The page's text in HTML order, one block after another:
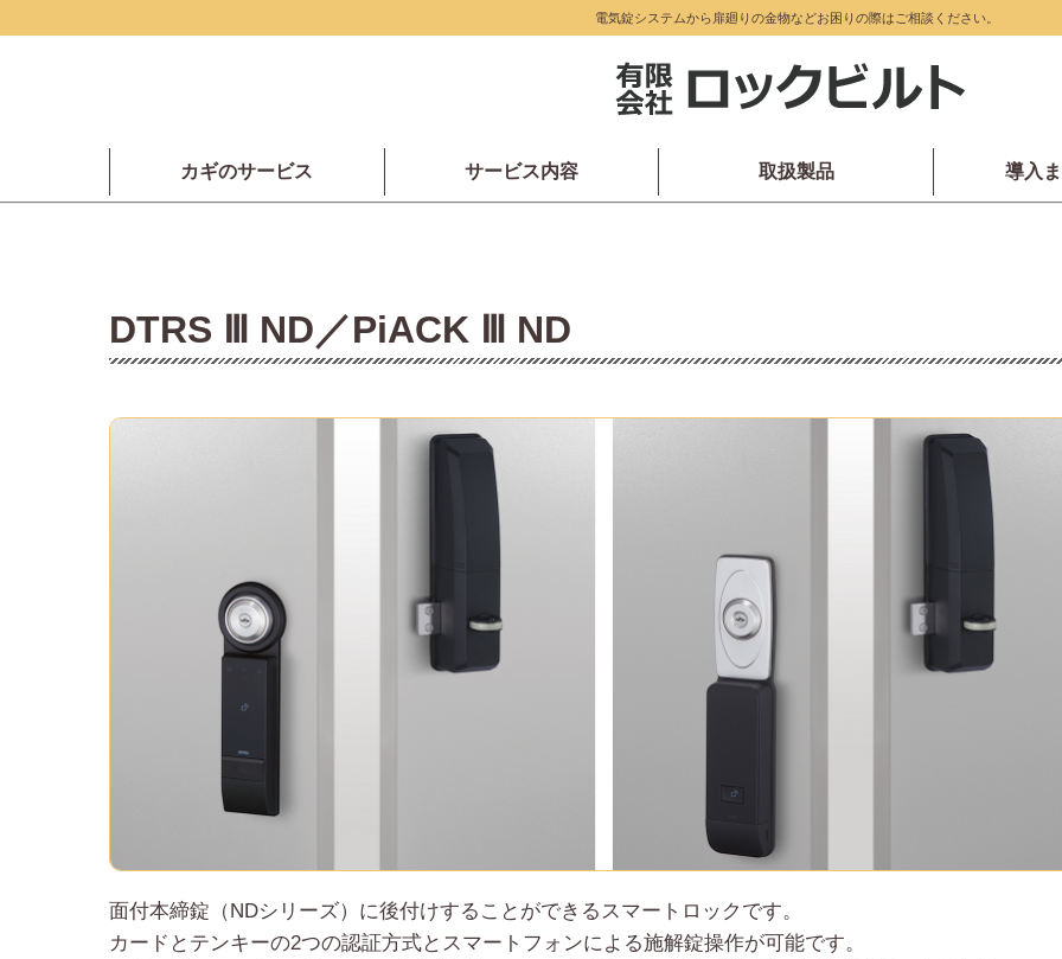
電気錠システムから扉廻りの金物などお困りの際はご相談ください。
カギのサービス サービス内容 取扱製品 導入
DTRS Ⅲ ND／PiACK Ⅲ ND
面付本締錠（NDシリーズ）に後付けすることができるスマートロックです。
カードとテンキーの2つの認証方式とスマートフォンによる施解錠操作が可能です。